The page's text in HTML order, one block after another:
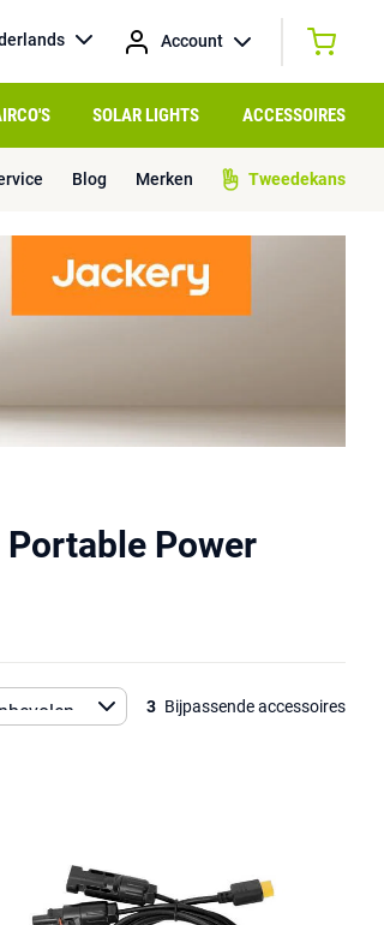
Account
SOLAR LIGHTS ACCESSOIRES
Blog Merken Tweedekans
Power
3 Bijpassende accessoires